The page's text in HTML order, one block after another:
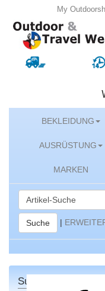
My
BEKLEIDUNG
AUSRÜSTUNG
MARKEN
Suche |
Suchresultat